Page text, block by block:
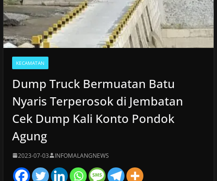
KECAMATAN
Dump Truck Bermuatan Batu
Nyaris Terperosok di Jembatan
Cek Dump Kali Konto Pondok
Agung
2023-07-03 INFOMALANGNEWS